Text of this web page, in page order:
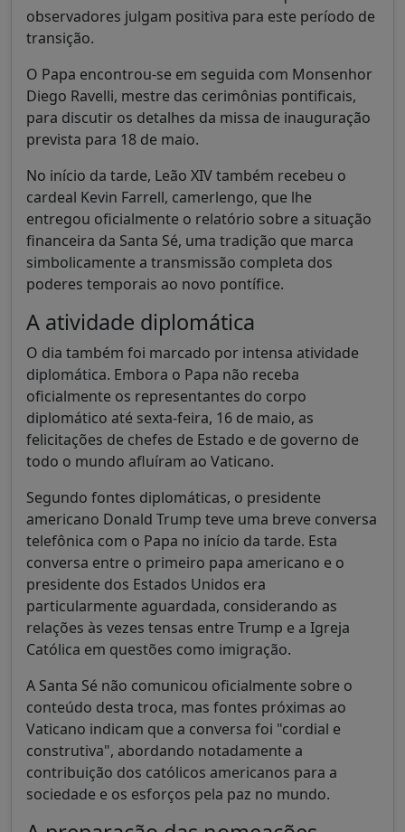
observadores julgam positiva para este período de
transição.
O Papa encontrou-se em seguida com Monsenhor
Diego Ravelli, mestre das cerimônias pontificais,
para discutir os detalhes da missa de inauguração
prevista para 18 de maio.
No início da tarde, Leão XIV também recebeu o
cardeal Kevin Farrell, camerlengo, que lhe
entregou oficialmente o relatório sobre a situação
financeira da Santa Sé, uma tradição que marca
simbolicamente a transmissão completa dos
poderes temporais ao novo pontífice.
A atividade diplomática
O dia também foi marcado por intensa atividade
diplomática. Embora o Papa não receba
oficialmente os representantes do corpo
diplomático até sexta-feira, 16 de maio, as
felicitações de chefes de Estado e de governo de
todo o mundo afluíram ao Vaticano.
Segundo fontes diplomáticas, o presidente
americano Donald Trump teve uma breve conversa
telefônica com o Papa no início da tarde. Esta
conversa entre o primeiro papa americano e o
presidente dos Estados Unidos era
particularmente aguardada, considerando as
relações às vezes tensas entre Trump e a Igreja
Católica em questões como imigração.
A Santa Sé não comunicou oficialmente sobre o
conteúdo desta troca, mas fontes próximas ao
Vaticano indicam que a conversa foi "cordial e
construtiva", abordando notadamente a
contribuição dos católicos americanos para a
sociedade e os esforços pela paz no mundo.